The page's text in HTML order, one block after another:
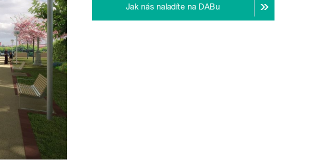
Jak nás naladíte na DABu